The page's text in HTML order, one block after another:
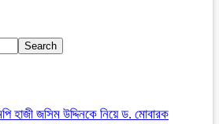
Search
হাজী জসিম উদ্দিনকে নিয়ে ড. মোবারক